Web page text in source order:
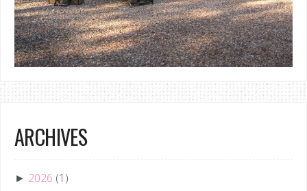
ARCHIVES
► 2026 (1)